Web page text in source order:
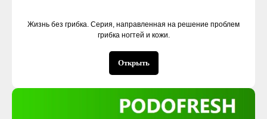
Жизнь без грибка. Серия, направленная на решение проблем
грибка ногтей и кожи.
Открыть